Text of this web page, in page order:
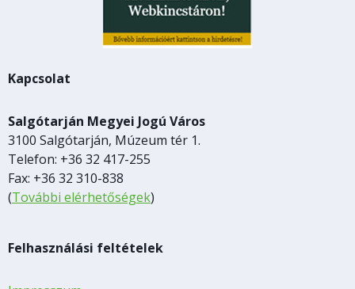
Kapcsolat
Salgótarján Megyei Jogú Város
3100 Salgótarján, Múzeum tér 1.
Telefon: +36 32 417-255
Fax: +36 32 310-838
(További elérhetőségek)
Felhasználási feltételek